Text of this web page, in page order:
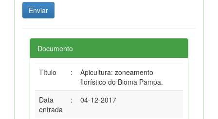
Documento
Título :
Apicultura: zoneamento
florístico do Bioma Pampa.
Data
entrada
: 04-12-2017